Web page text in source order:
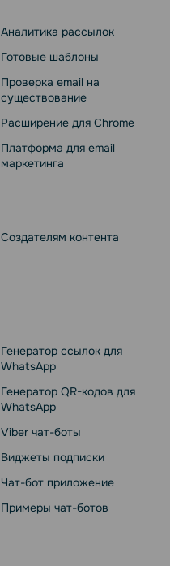
Аналитика рассылок
Готовые шаблоны
Проверка email на
существование
Расширение для Chrome
Платформа для email
маркетинга
Создателям контента
Генератор ссылок для
WhatsApp
Генератор QR-кодов для
WhatsApp
Viber чат-боты
Виджеты подписки
Чат-бот приложение
Примеры чат-ботов